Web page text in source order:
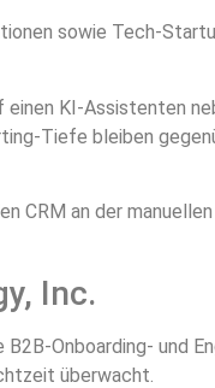
sowie Tech-
KI-Assistenten
Tiefe bleiben
CRM an der
Inc.
Onboarding- und
überwacht.